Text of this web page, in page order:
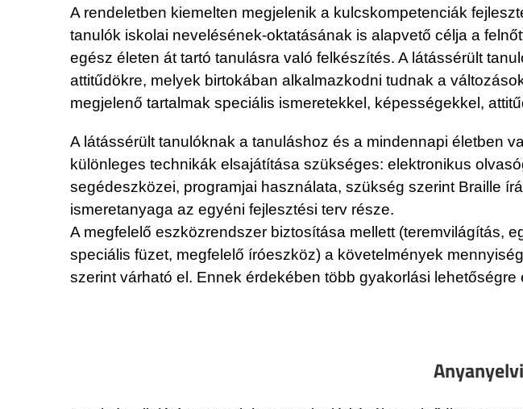
A rendeletben kiemelten megjelenik a kulcskompetenciák
tanulók iskolai nevelésének-oktatásának is alapvető célja a
egész életen át tartó tanulásra való felkészítés. A látássérült
attitűdökre, melyek birtokában alkalmazkodni tudnak a
megjelenő tartalmak speciális ismeretekkel, képességekkel,
A látássérült tanulóknak a tanuláshoz és a mindennapi életben
különleges technikák elsajátítása szükséges: elektronikus
segédeszközei, programjai használata, szükség szerint Braille
ismeretanyaga az egyéni fejlesztési terv része.
A megfelelő eszközrendszer biztosítása mellett (teremvilágítás,
speciális füzet, megfelelő íróeszköz) a követelmények
szerint várható el. Ennek érdekében több gyakorlási